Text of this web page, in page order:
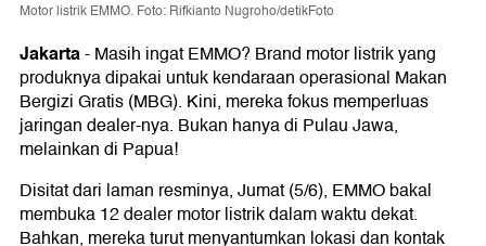
Motor listrik EMMO. Foto: Rifkianto Nugroho/detikFoto
Jakarta-Masih ingat EMMO? Brand motor listrik yang
produknya dipakai untuk kendaraan operasional Makan
Bergizi Gratis (MBG). Kini, mereka fokus memperluas
jaringan dealer-nya. Bukan hanya di Pulau Jawa,
melainkan di Papua!
Disitat dari laman resminya, Jumat (5/6), EMMO bakal
membuka 12 dealer motor listrik dalam waktu dekat.
Bahkan, mereka turut menyantumkan lokasi dan kontak